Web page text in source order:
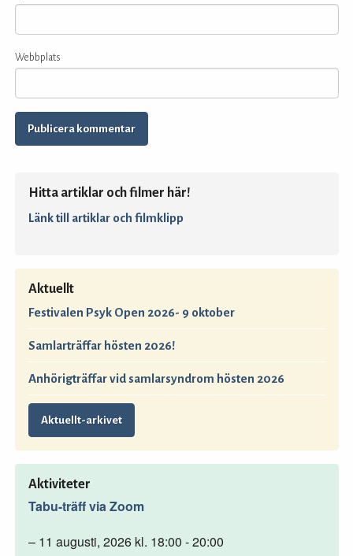
Webbplats
Hitta artiklar och filmer här!
Länk till artiklar och filmklipp
Aktuellt
Festivalen Psyk Open 2026- 9 oktober
Samlarträffar hösten 2026!
Anhörigträffar vid samlarsyndrom hösten 2026
Aktuellt-arkivet
Aktiviteter
Tabu-träff via Zoom
– 11 augusti, 2026 kl. 18:00 - 20:00